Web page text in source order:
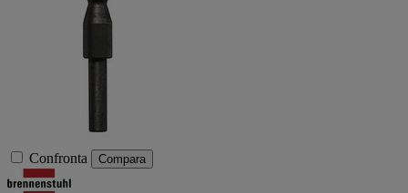
Confronta Compara